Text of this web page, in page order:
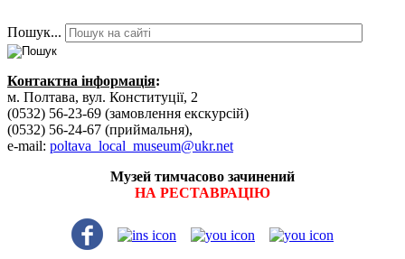
Пошук...
Контактна інформація:
м. Полтава, вул. Конституції, 2
(0532) 56-23-69 (замовлення екскурсій)
(0532) 56-24-67 (приймальня),
e-mail: poltava_local_museum@ukr.net
Музей тимчасово зачинений
НА РЕСТАВРАЦІЮ